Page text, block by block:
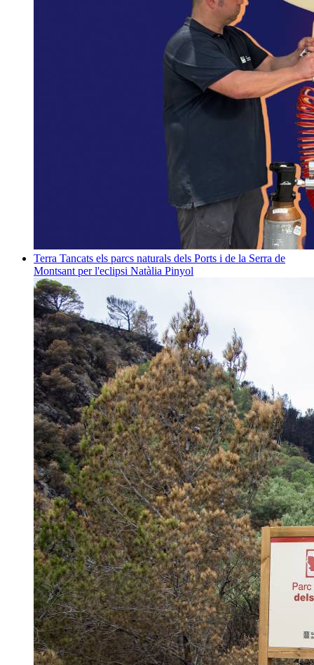
Terra Tancats els parcs naturals dels Ports i de la Serra de
Montsant per l'eclipsi Natàlia Pinyol